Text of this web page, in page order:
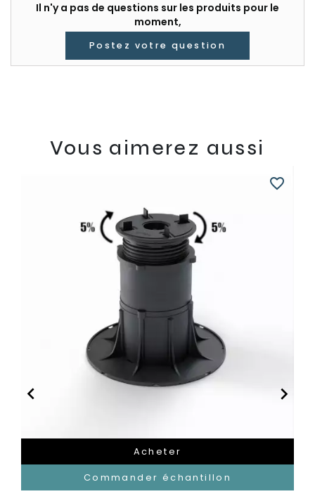
Il n'y a pas de questions sur les produits pour le
moment,
Postez votre question
Vous aimerez aussi

Acheter
Commander échantillon
favorite_border
